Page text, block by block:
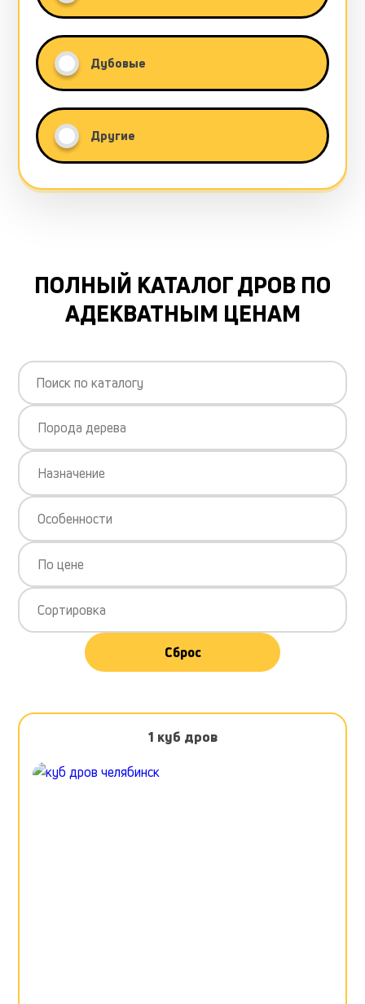
Дубовые
Другие
ПОЛНЫЙ КАТАЛОГ ДРОВ ПО
АДЕКВАТНЫМ ЦЕНАМ
Порода дерева
Назначение
Особенности
По цене
Сортировка
Сброс
1 куб дров